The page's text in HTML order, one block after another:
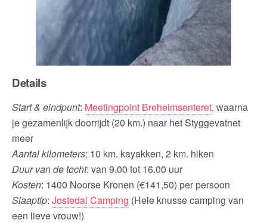
Details
Start & eindpunt: Meetingpoint Breheimsenteret, waarna
je gezamenlijk doorrijdt (20 km.) naar het Styggevatnet
meer
Aantal kilometers: 10 km. kayakken, 2 km. hiken
Duur van de tocht: van 9.00 tot 16.00 uur
Kosten: 1400 Noorse Kronen (€141,50) per persoon
Slaaptip: Jostedal Camping (Hele knusse camping van
een lieve vrouw!)